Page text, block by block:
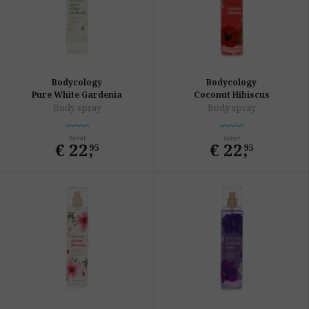
Bodycology
Pure White Gardenia
Body spray
Vanaf
€ 22,
95
Bodycology
Coconut Hibiscus
Body spray
Vanaf
€ 22,
95